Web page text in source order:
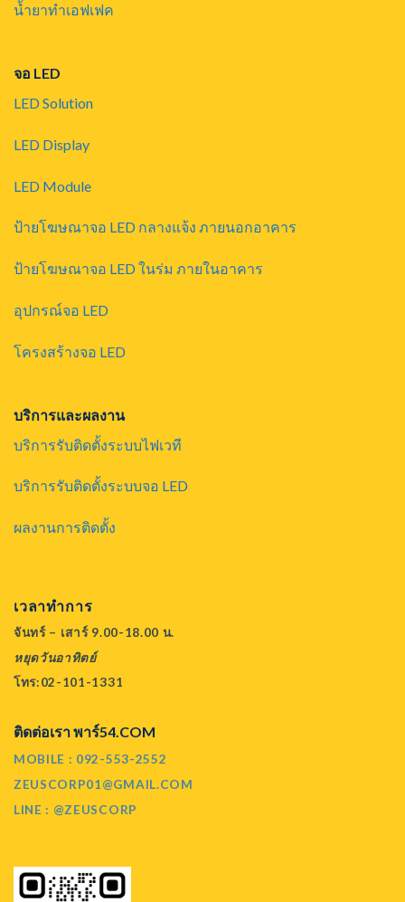
น้ำยาทำเอฟเฟค
จอ LED
LED Solution
LED Display
LED Module
ป้ายโฆษณาจอ LED กลางแจ้ง ภายนอกอาคาร
ป้ายโฆษณาจอ LED ในร่ม ภายในอาคาร
อุปกรณ์จอ LED
โครงสร้างจอ LED
บริการและผลงาน
บริการรับติดตั้งระบบไฟเวที
บริการรับติดตั้งระบบจอ LED
ผลงานการติดตั้ง
เวลาทำการ
จันทร์ – เสาร์ 9.00-18.00 น.
หยุดวันอาทิตย์
โทร:02-101-1331
ติดต่อเรา พาร์54.COM
MOBILE : 092-553-2552
ZEUSCORP01@GMAIL.COM
LINE : @ZEUSCORP